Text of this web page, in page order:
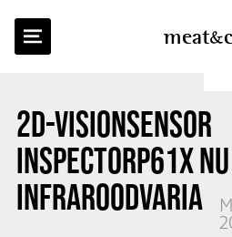
meat
2D-VISIONSENSOR
INSPECTORP61X
INFRAROODVARIANT
TERUG NAAR OVERZICHT